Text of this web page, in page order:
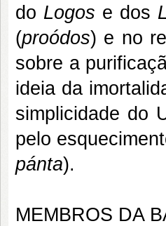
do Logos e dos
(proódos) e no
sobre a
ideia da
simplicidade do
pelo
pánta).
MEMBROS DA